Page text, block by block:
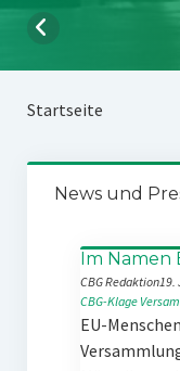
Startseite
News und
Im Namen
CBG Redaktion19.
CBG-Klage
EU-